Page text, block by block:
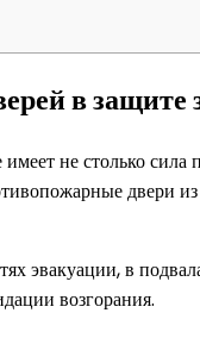
в защите
не столько
двери
эвакуации, в
возгорания.